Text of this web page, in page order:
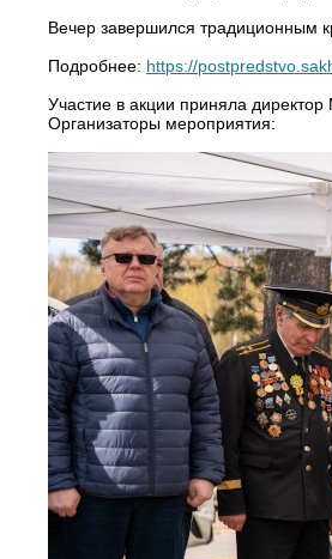
Вечер завершился традиционным
Подробнее: https://
Участие в акции приняла директор
Организаторы мероприятия: